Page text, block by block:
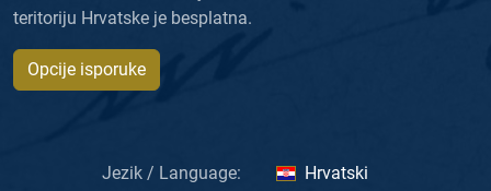
teritoriju Hrvatske je besplatna.
Opcije isporuke
Jezik / Language: Hrvatski